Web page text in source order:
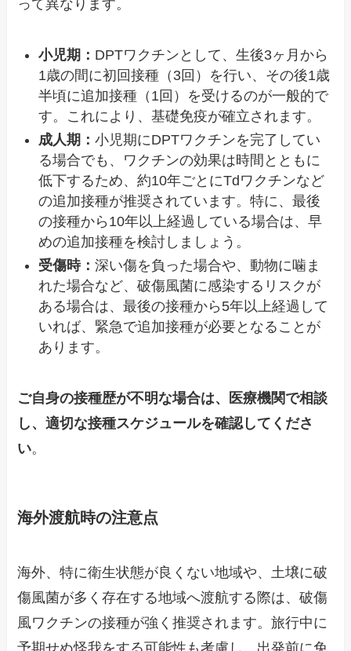
って異なります。
小児期： DPTワクチンとして、生後3ヶ月から
1歳の間に初回接種（3回）を行い、その後1歳
半頃に追加接種（1回）を受けるのが一般的で
す。これにより、基礎免疫が確立されます。
成人期：小児期にDPTワクチンを完了してい
る場合でも、ワクチンの効果は時間とともに
低下するため、約10年ごとにTdワクチンなど
の追加接種が推奨されています。特に、最後
の接種から10年以上経過している場合は、早
めの追加接種を検討しましょう。
受傷時：深い傷を負った場合や、動物に噛ま
れた場合など、破傷風菌に感染するリスクが
ある場合は、最後の接種から5年以上経過して
いれば、緊急で追加接種が必要となることが
あります。
ご自身の接種歴が不明な場合は、医療機関で相談
し、適切な接種スケジュールを確認してくださ
い。
海外渡航時の注意点
海外、特に衛生状態が良くない地域や、土壌に破
傷風菌が多く存在する地域へ渡航する際は、破傷
風ワクチンの接種が強く推奨されます。旅行中に
予期せぬ怪我をする可能性も考慮し、出発前に免